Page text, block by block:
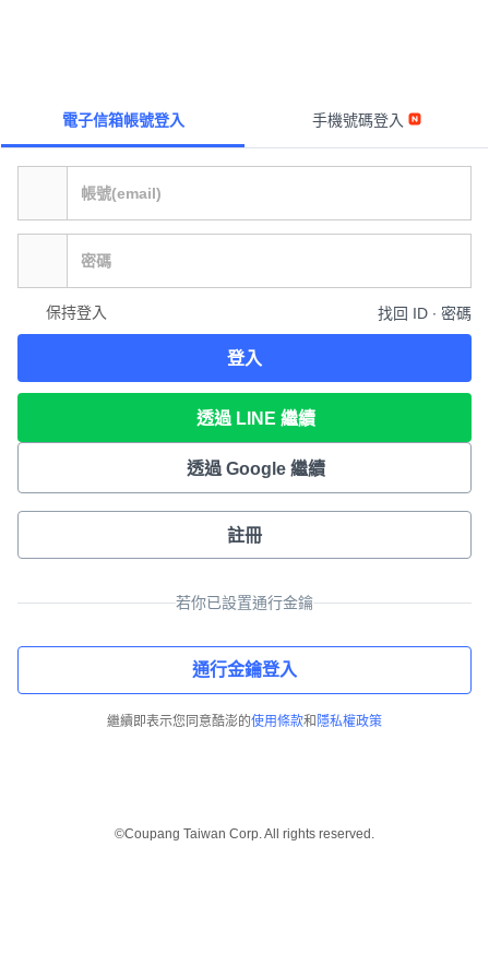
電子信箱帳號登入 手機號碼登入
保持登入 找回 ID ∙ 密碼
登入
透過 LINE 繼續
透過 Google 繼續
註冊
若你已設置通行金鑰
通行金鑰登入
繼續即表示您同意酷澎的使用條款和 隱私權政策
©Coupang Taiwan Corp. All rights reserved.